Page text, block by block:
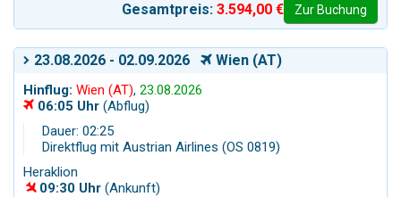
Gesamtpreis: 3.594,00 € Zur Buchung
23.08.2026 - 02.09.2026 Wien (AT)
Hinflug: Wien (AT), 23.08.2026
06:05 Uhr (Abflug)
Dauer: 02:25
Direktflug mit Austrian Airlines (OS 0819)
Heraklion
09:30 Uhr (Ankunft)